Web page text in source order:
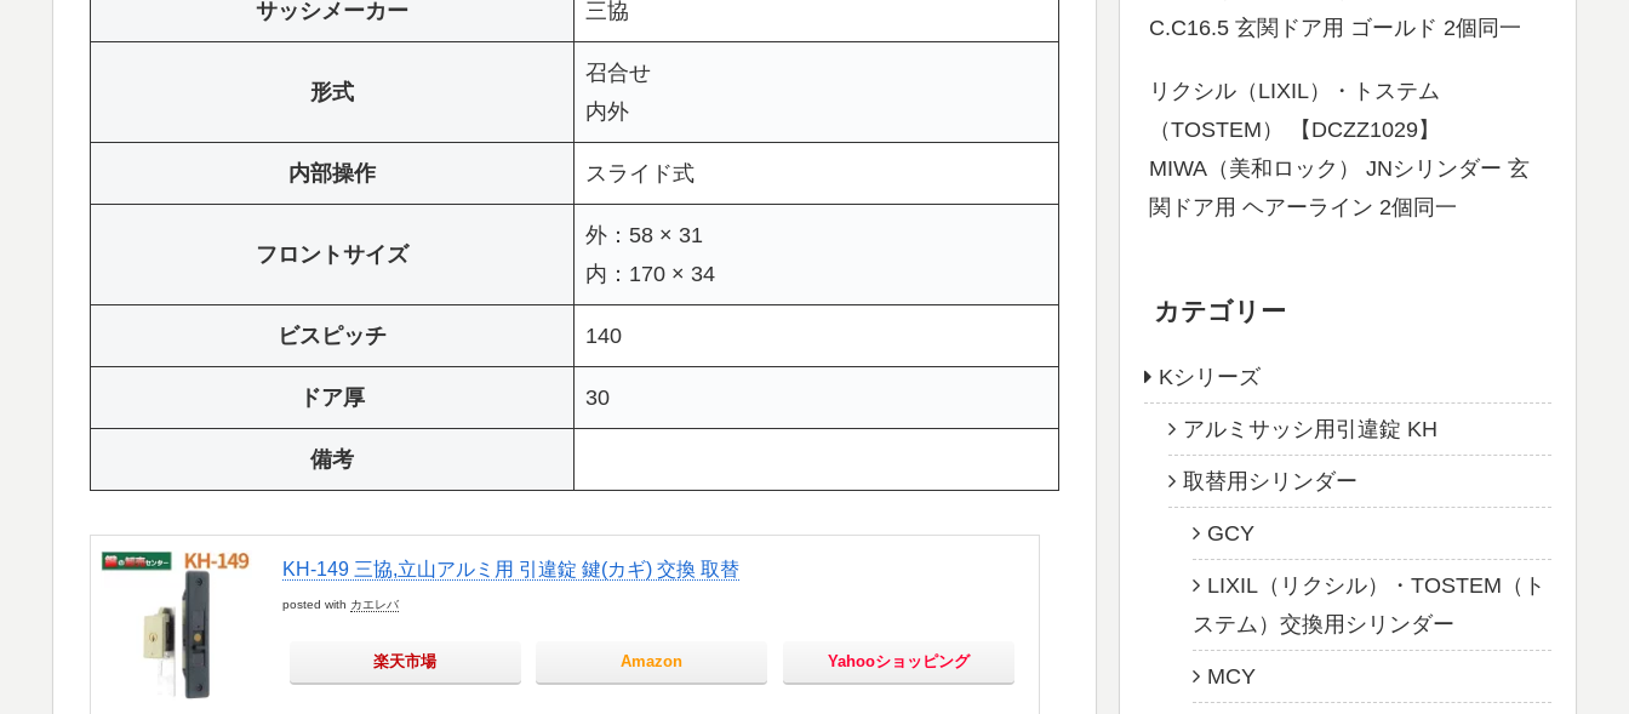
サッシメーカー 三協
形式
召合せ
内外
内部操作 スライド式
フロントサイズ
外：58 × 31
内：170 × 34
ビスピッチ 140
ドア厚 30
備考
KH-149 三協,立山アルミ用 引違錠 鍵(カギ) 交換 取替
posted with カエレバ
楽天市場 Amazon Yahooショッピング
C.C16.5 玄関ドア用 ゴールド 2個同一
リクシル（LIXIL）・トステム
（TOSTEM） 【DCZZ1029】
MIWA（美和ロック） JNシリンダー 玄
関ドア用 ヘアーライン 2個同一
カテゴリー
Kシリーズ
アルミサッシ用引違錠 KH
取替用シリンダー
GCY
LIXIL（リクシル）・TOSTEM（ト
ステム）交換用シリンダー
MCY